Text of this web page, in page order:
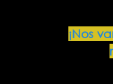
¡Nos